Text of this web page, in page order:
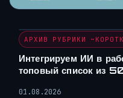
АРХИВ РУБРИКИ
Интегрируем ИИ в
топовый список из
01.08.2026